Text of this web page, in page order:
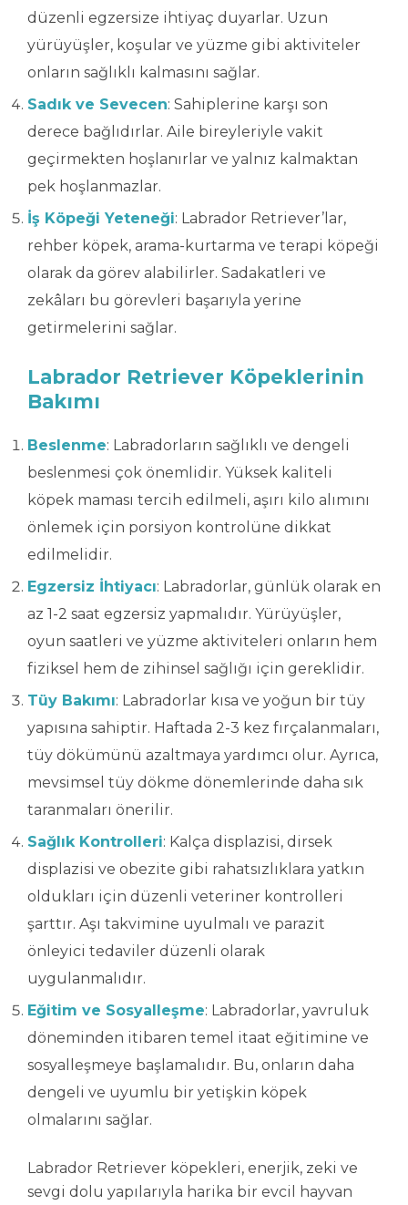
düzenli egzersize ihtiyaç duyarlar. Uzun
yürüyüşler, koşular ve yüzme gibi aktiviteler
onların sağlıklı kalmasını sağlar.
Sadık ve Sevecen: Sahiplerine karşı son
derece bağlıdırlar. Aile bireyleriyle vakit
geçirmekten hoşlanırlar ve yalnız kalmaktan
pek hoşlanmazlar.
İş Köpeği Yeteneği: Labrador Retriever’lar,
rehber köpek, arama-kurtarma ve terapi köpeği
olarak da görev alabilirler. Sadakatleri ve
zekâları bu görevleri başarıyla yerine
getirmelerini sağlar.
Labrador Retriever Köpeklerinin
Bakımı
Beslenme: Labradorların sağlıklı ve dengeli
beslenmesi çok önemlidir. Yüksek kaliteli
köpek maması tercih edilmeli, aşırı kilo alımını
önlemek için porsiyon kontrolüne dikkat
edilmelidir.
Egzersiz İhtiyacı: Labradorlar, günlük olarak en
az 1-2 saat egzersiz yapmalıdır. Yürüyüşler,
oyun saatleri ve yüzme aktiviteleri onların hem
fiziksel hem de zihinsel sağlığı için gereklidir.
Tüy Bakımı: Labradorlar kısa ve yoğun bir tüy
yapısına sahiptir. Haftada 2-3 kez fırçalanmaları,
tüy dökümünü azaltmaya yardımcı olur. Ayrıca,
mevsimsel tüy dökme dönemlerinde daha sık
taranmaları önerilir.
Sağlık Kontrolleri: Kalça displazisi, dirsek
displazisi ve obezite gibi rahatsızlıklara yatkın
oldukları için düzenli veteriner kontrolleri
şarttır. Aşı takvimine uyulmalı ve parazit
önleyici tedaviler düzenli olarak
uygulanmalıdır.
Eğitim ve Sosyalleşme: Labradorlar, yavruluk
döneminden itibaren temel itaat eğitimine ve
sosyalleşmeye başlamalıdır. Bu, onların daha
dengeli ve uyumlu bir yetişkin köpek
olmalarını sağlar.
Labrador Retriever köpekleri, enerjik, zeki ve
sevgi dolu yapılarıyla harika bir evcil hayvan